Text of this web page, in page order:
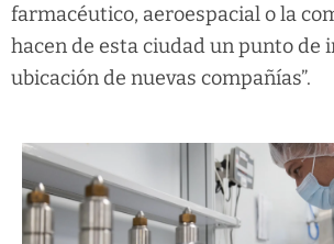
farmacéutico, aeroespacial o la
hacen de esta ciudad un punto de
ubicación de nuevas compañías”.